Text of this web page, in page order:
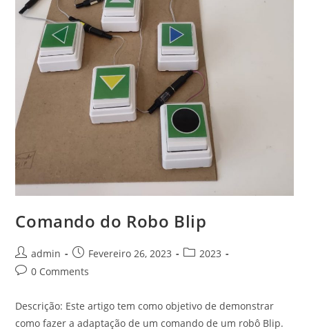
Comando do Robo Blip
Post
author:
admin
Post
published:
Fevereiro 26, 2023
Post2023
Post0 Comments
Descrição: Este artigo tem como objetivo de demonstrar
como fazer a adaptação de um comando de um robô Blip.